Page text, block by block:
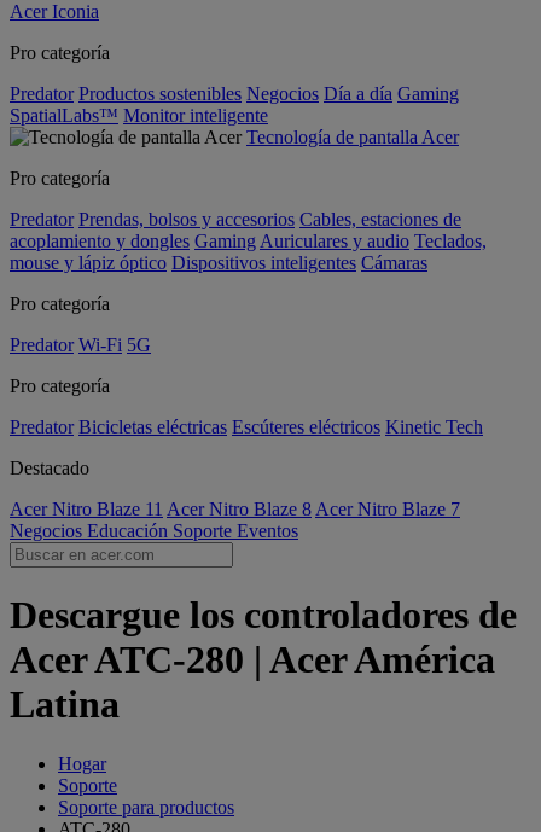
Acer Iconia
Pro categoría
Predator Productos sostenibles Negocios Día a día Gaming
SpatialLabs™ Monitor inteligente
Tecnología de pantalla Acer
Pro categoría
Predator Prendas, bolsos y accesorios Cables, estaciones de
acoplamiento y dongles Gaming Auriculares y audio Teclados,
mouse y lápiz óptico Dispositivos inteligentes Cámaras
Pro categoría
Predator Wi-Fi 5G
Pro categoría
Predator Bicicletas eléctricas Escúteres eléctricos Kinetic Tech
Destacado
Acer Nitro Blaze 11 Acer Nitro Blaze 8 Acer Nitro Blaze 7
Negocios Educación Soporte Eventos
Descargue los controladores de
Acer ATC-280 | Acer América
Latina
Hogar
Soporte
Soporte para productos